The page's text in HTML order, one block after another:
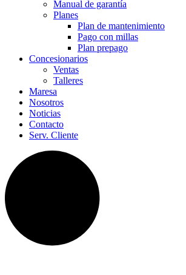
Manual de garantía
Planes
Plan de mantenimiento
Pago con millas
Plan prepago
Concesionarios
Ventas
Talleres
Maresa
Nosotros
Noticias
Contacto
Serv. Cliente